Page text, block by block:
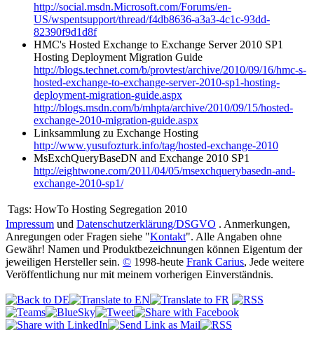
http://social.msdn.Microsoft.com/Forums/en-
US/wspentsupport/thread/f4db8636-a3a3-4c1c-93dd-
82390f9d1d8f
HMC's Hosted Exchange to Exchange Server 2010 SP1
Hosting Deployment Migration Guide
http://blogs.technet.com/b/provtest/archive/2010/09/16/hmc-s-
hosted-exchange-to-exchange-server-2010-sp1-hosting-
deployment-migration-guide.aspx
http://blogs.msdn.com/b/mhpta/archive/2010/09/15/hosted-
exchange-2010-migration-guide.aspx
Linksammlung zu Exchange Hosting
http://www.yusufozturk.info/tag/hosted-exchange-2010
MsExchQueryBaseDN and Exchange 2010 SP1
http://eightwone.com/2011/04/05/msexchquerybasedn-and-
exchange-2010-sp1/
Tags: HowTo Hosting Segregation 2010
Impressum und Datenschutzerklärung/DSGVO . Anmerkungen,
Anregungen oder Fragen siehe "Kontakt". Alle Angaben ohne
Gewähr! Namen und Produktbezeichnungen können Eigentum der
jeweiligen Hersteller sein. © 1998-heute Frank Carius, Jede weitere
Veröffentlichung nur mit meinem vorherigen Einverständnis.